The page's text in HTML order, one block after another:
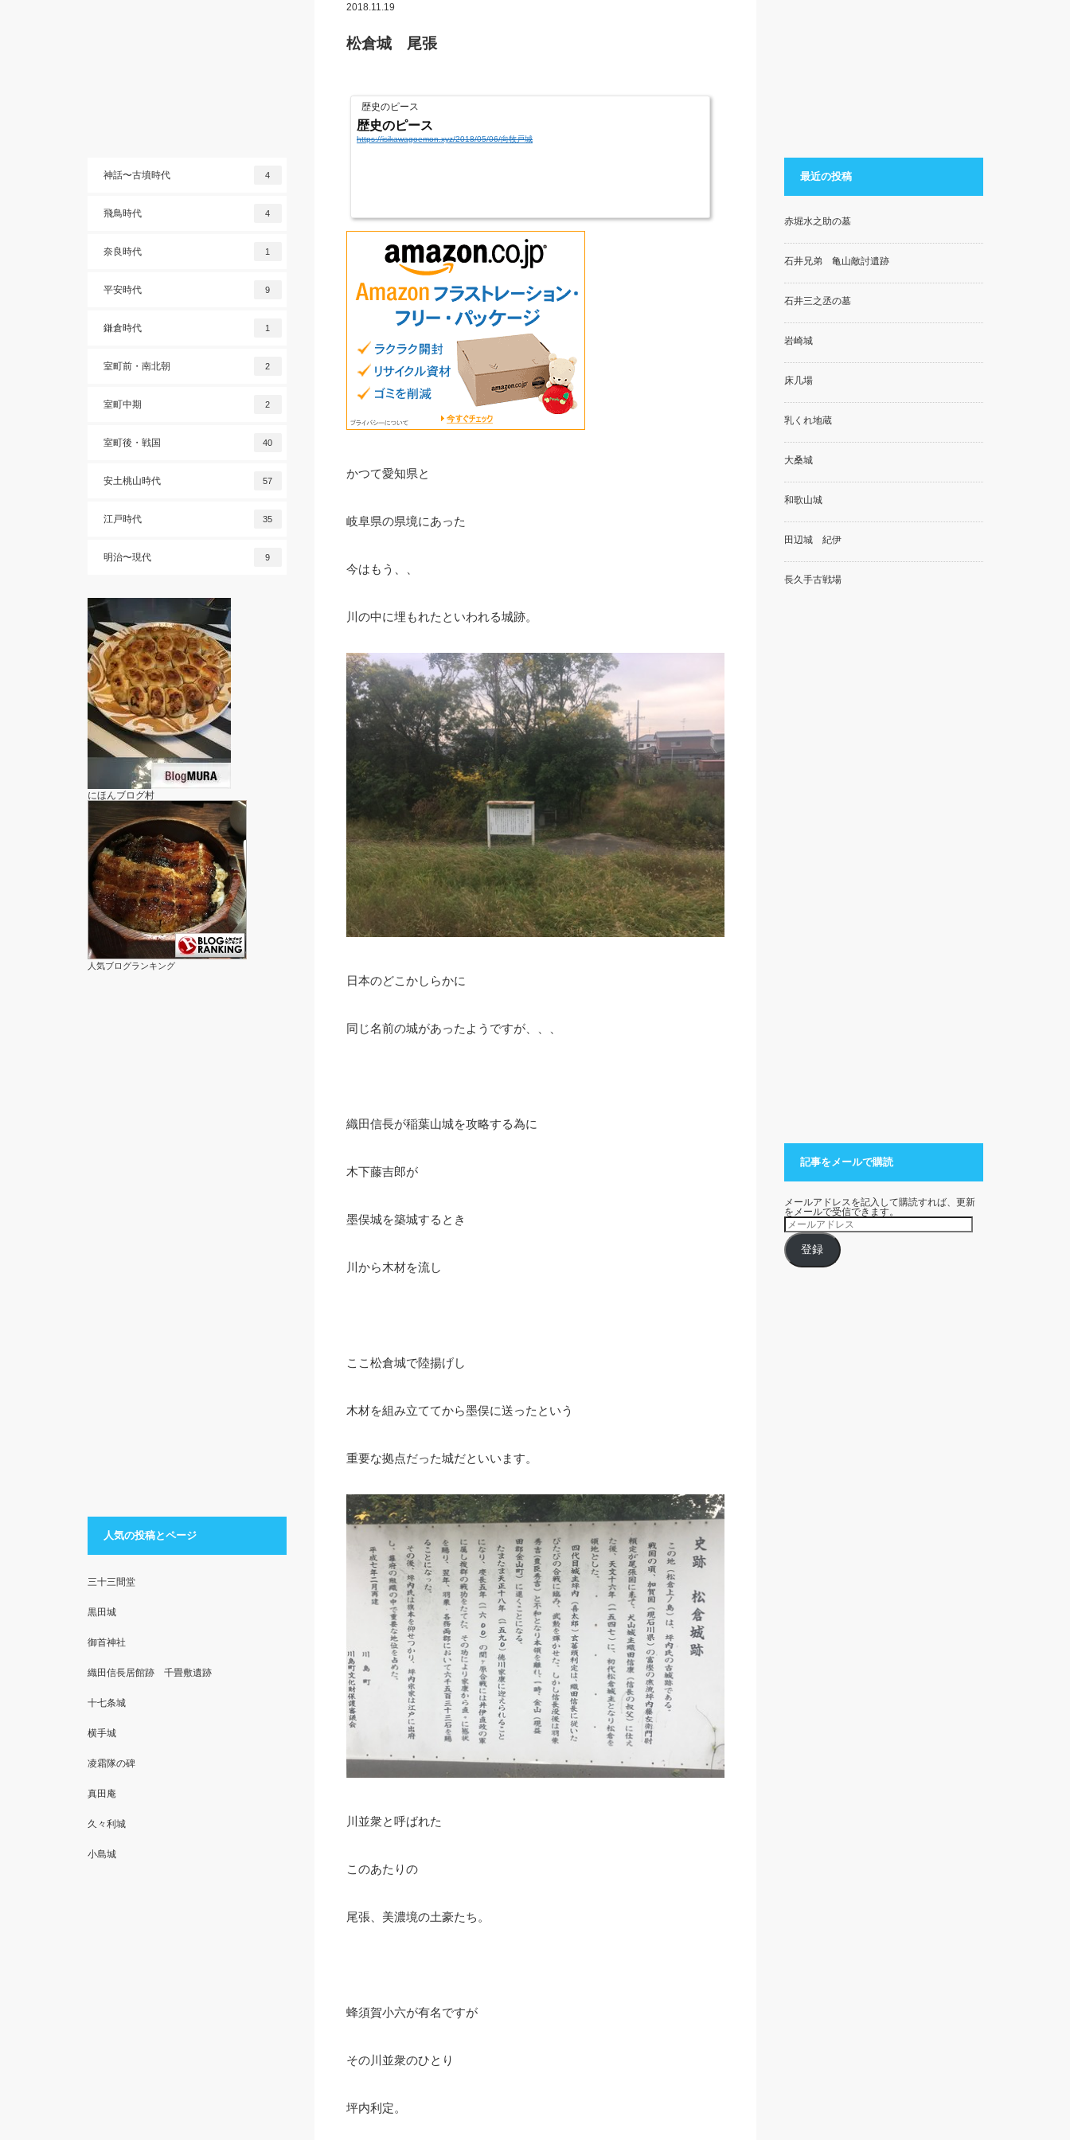
2018.11.19
松倉城 尾張
歴史のピース
歴史のピース
https://isikawagoemon.xyz/2018/05/06/向牧戸城
かつて愛知県と
岐阜県の県境にあった
今はもう、、
川の中に埋もれたといわれる城跡。
日本のどこかしらかに
同じ名前の城があったようですが、、、
織田信長が稲葉山城を攻略する為に
木下藤吉郎が
墨俣城を築城するとき
川から木材を流し
ここ松倉城で陸揚げし
木材を組み立ててから墨俣に送ったという
重要な拠点だった城だといいます。
川並衆と呼ばれた
このあたりの
尾張、美濃境の土豪たち。
蜂須賀小六が有名ですが
その川並衆のひとり
坪内利定。
神話〜古墳時代 4
飛鳥時代 4
奈良時代 1
平安時代 9
鎌倉時代 1
室町前・南北朝 2
室町中期 2
室町後・戦国 40
安土桃山時代 57
江戸時代 35
明治〜現代 9
にほんブログ村
人気ブログランキング
人気の投稿とページ
三十三間堂
黒田城
御首神社
織田信長居館跡 千畳敷遺跡
十七条城
横手城
凌霜隊の碑
真田庵
久々利城
小島城
最近の投稿
赤堀水之助の墓
石井兄弟 亀山敵討遺跡
石井三之丞の墓
岩崎城
床几場
乳くれ地蔵
大桑城
和歌山城
田辺城 紀伊
長久手古戦場
記事をメールで購読
メールアドレスを記入して購読すれば、更新
をメールで受信できます。
メ
ー
ル
ア
ド
レ
登録